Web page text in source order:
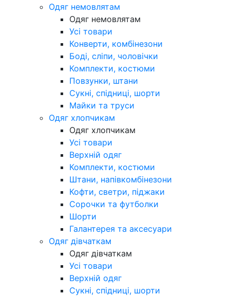
Одяг немовлятам
Одяг немовлятам
Усі товари
Конверти, комбінезони
Боді, сліпи, чоловічки
Комплекти, костюми
Повзунки, штани
Сукні, спідниці, шорти
Майки та труси
Одяг хлопчикам
Одяг хлопчикам
Усі товари
Верхній одяг
Комплекти, костюми
Штани, напівкомбінезони
Кофти, светри, піджаки
Сорочки та футболки
Шорти
Галантерея та аксесуари
Одяг дівчаткам
Одяг дівчаткам
Усі товари
Верхній одяг
Сукні, спідниці, шорти